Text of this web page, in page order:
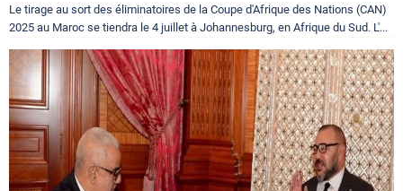
Le tirage au sort des éliminatoires de la Coupe d'Afrique des Nations (CAN)
2025 au Maroc se tiendra le 4 juillet à Johannesburg, en Afrique du Sud. L'...